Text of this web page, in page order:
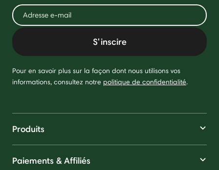
S'inscire
Pour en savoir plus sur la façon dont nous utilisons vos
informations, consultez notre politique de confidentialité.
Produits
Paiements & Affiliés